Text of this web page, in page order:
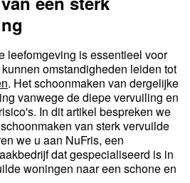
leefomgeving is essentieel voor
omstandigheden leiden tot
. Het schoonmaken van dergelijke
vanwege de diepe vervuiling en
In dit artikel bespreken we
van sterk vervuilde
we u aan NuFris, een
dat gespecialiseerd is in
woningen naar een schone en